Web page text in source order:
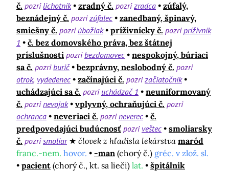
č. pozrilichotník zradný č. pozrizradca
zúfalý,
beznádejný č. pozrizúfalec
zanedbaný, špinavý,
smiešny č. pozri úbožiak príživnícky č. pozripríživník
1
č. bez domovského práva, bez štátnej
príslušnosti pozribezdomovec
nespokojný, búriaci
sa č. pozriburič bezprávny, neslobodný č. pozri
otrok vydedenec začínajúci č. pozrizačiatočník
uchádzajúci sa č. pozri uchádzač 1
neuniformovaný
č. pozrinevojak vplyvný, ochraňujúci č. pozri
ochranca
neveriaci č. pozrineverec
č.
predpovedajúci budúcnosť pozri veštec
smoliarsky
č. pozrismoliar človek z hľadisla lekárstva maród
franc.-nem. hovor. -man (chorý č.) gréc. v zlož. sl.
pacient (chorý č., kt. sa lieči) lat.
špitálnik